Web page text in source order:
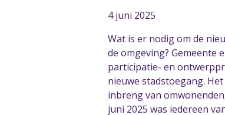
4 juni 2025
Wat is er nodig om de
de omgeving? Gemeente
participatie- en
nieuwe stadstoegang.
inbreng van
juni 2025 was iedereen